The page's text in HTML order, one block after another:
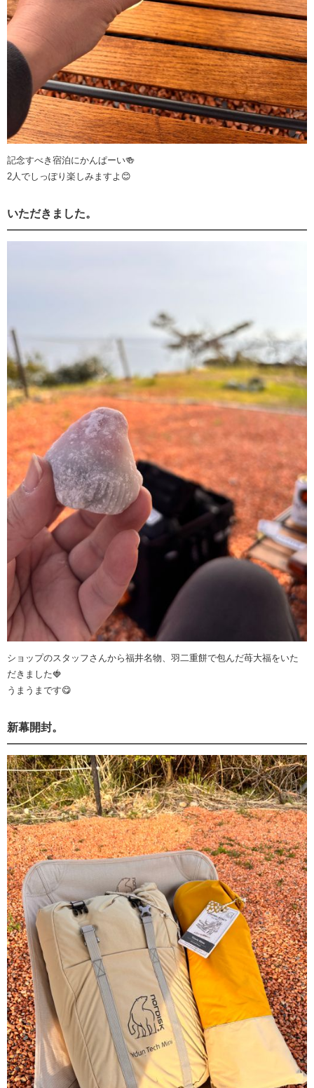
記念すべき宿泊にかんぱーい🍻
2人でしっぽり楽しみますよ😊
いただきました。
ショップのスタッフさんから福井名物、羽二重餅で包んだ苺大福をいた
だきました🍓
うまうまです😋
新幕開封。